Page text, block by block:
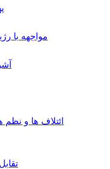
مواجهه با
ائتلاف ها و